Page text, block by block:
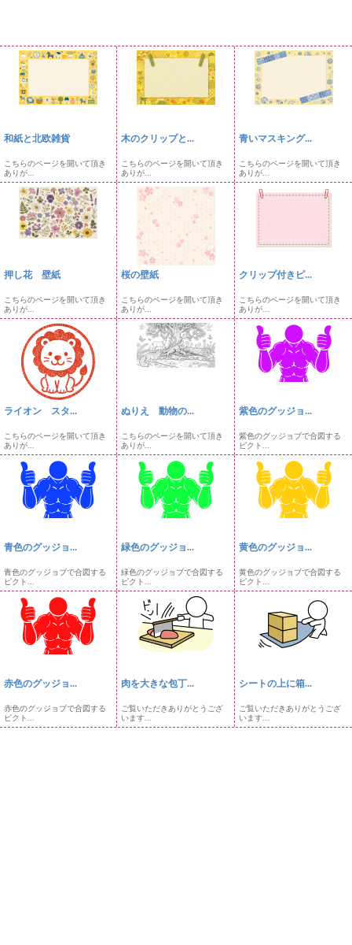
和紙と北欧雑貨
こちらのページを開いて頂き
ありが...
木のクリップと...
こちらのページを開いて頂き
ありが...
青いマスキング...
こちらのページを開いて頂き
ありが...
押し花 壁紙
こちらのページを開いて頂き
ありが...
桜の壁紙
こちらのページを開いて頂き
ありが...
クリップ付きピ...
こちらのページを開いて頂き
ありが...
ライオン スタ...
こちらのページを開いて頂き
ありが...
ぬりえ 動物の...
こちらのページを開いて頂き
ありが...
紫色のグッジョ...
紫色のグッジョブで合図する
ピクト...
青色のグッジョ...
青色のグッジョブで合図する
ピクト...
緑色のグッジョ...
緑色のグッジョブで合図する
ピクト...
黄色のグッジョ...
黄色のグッジョブで合図する
ピクト...
赤色のグッジョ...
赤色のグッジョブで合図する
ピクト...
肉を大きな包丁...
ご覧いただきありがとうござ
います...
シートの上に箱...
ご覧いただきありがとうござ
います...